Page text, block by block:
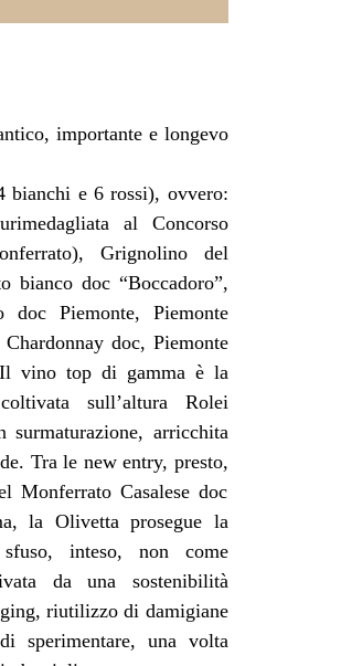
importante e longevo
bianchi e 6 rossi), ovvero:
al Concorso
Grignolino del
bianco doc “Boccadoro”,
Piemonte, Piemonte
doc, Piemonte
Il vino top di gamma è la
sull’altura Rolei
arricchita
Tra le new entry, presto,
Monferrato Casalese doc
la Olivetta prosegue la
inteso, non come
da una sostenibilità
riutilizzo di damigiane
sperimentare, una volta